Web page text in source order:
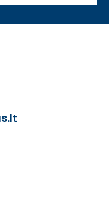
fizinei terapijai.
kvadratiniai
kilimėliai
× 26 cm
19 cm
PVC
Europos